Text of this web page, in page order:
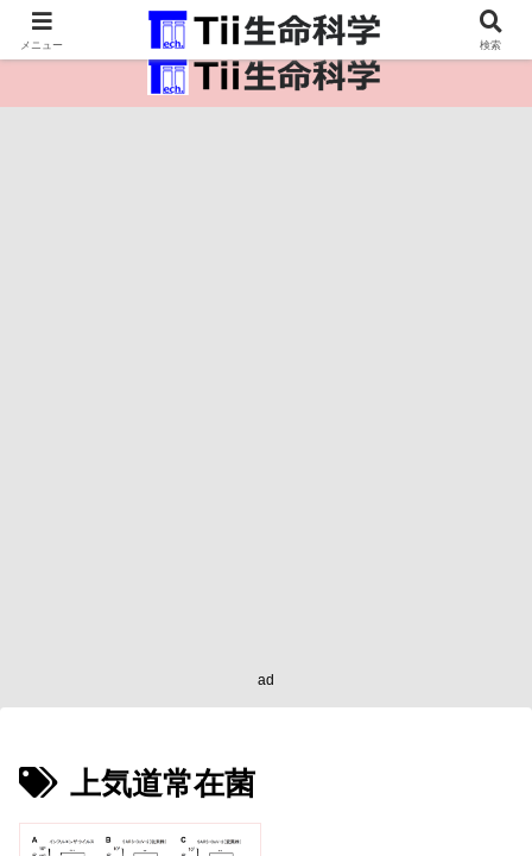
医療保健・生命・生物の情報インフラ。
ad
上気道常在菌
メニュー 検索